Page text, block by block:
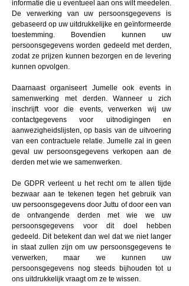
informatie die u eventueel aan ons wilt meedelen.
De verwerking van uw persoonsgegevens is
gebaseerd op uw uitdrukkelijke en geïnformeerde
toestemming. Bovendien kunnen uw
persoonsgegevens worden gedeeld met derden,
zodat ze prijzen kunnen bezorgen en de levering
kunnen opvolgen.
Daarnaast organiseert Jumelle ook events in
samenwerking met derden. Wanneer u zich
inschrijft voor die events, verwerken wij uw
contactgegevens voor uitnodigingen en
aanwezigheidslijsten, op basis van de uitvoering
van een contractuele relatie. Jumelle zal in geen
geval uw persoonsgegevens verkopen aan de
derden met wie we samenwerken.
De GDPR verleent u het recht om te allen tijde
bezwaar aan te tekenen tegen het gebruik van
uw persoonsgegevens door Juttu of door een van
de ontvangende derden met wie we uw
persoonsgegevens voor dit doel hebben
gedeeld. Dit betekent dan wel dat we niet langer
in staat zullen zijn om uw persoonsgegevens te
verwerken, maar we kunnen uw
persoonsgegevens nog steeds bijhouden tot u
ons uitdrukkelijk vraagt om ze te wissen.